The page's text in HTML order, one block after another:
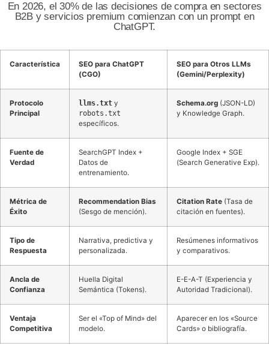
En 2026, el 30% de las decisiones de compra en sectores
B2B y servicios premium comienzan con un prompt en
ChatGPT.
Característica
SEO para ChatGPT
(CGO)
SEO para Otros LLMs
(Gemini/Perplexity)
Protocolo
Principal
llms.txt y
robots.txt
específicos.
Schema.org (JSON-LD)
y Knowledge Graph.
Fuente de
Verdad
SearchGPT Index +
Datos de
entrenamiento.
Google Index + SGE
(Search Generative Exp).
Métrica de
Éxito
Recommendation Bias
(Sesgo de mención).
Citation Rate (Tasa de
citación en fuentes).
Tipo de
Respuesta
Narrativa, predictiva y
personalizada.
Resúmenes informativos
y comparativos.
Ancla de
Confianza
Huella Digital
Semántica (Tokens).
E-E-A-T (Experiencia y
Autoridad Tradicional).
Ventaja
Competitiva
Ser el «Top of Mind» del
modelo.
Aparecer en los «Source
Cards» o bibliografía.